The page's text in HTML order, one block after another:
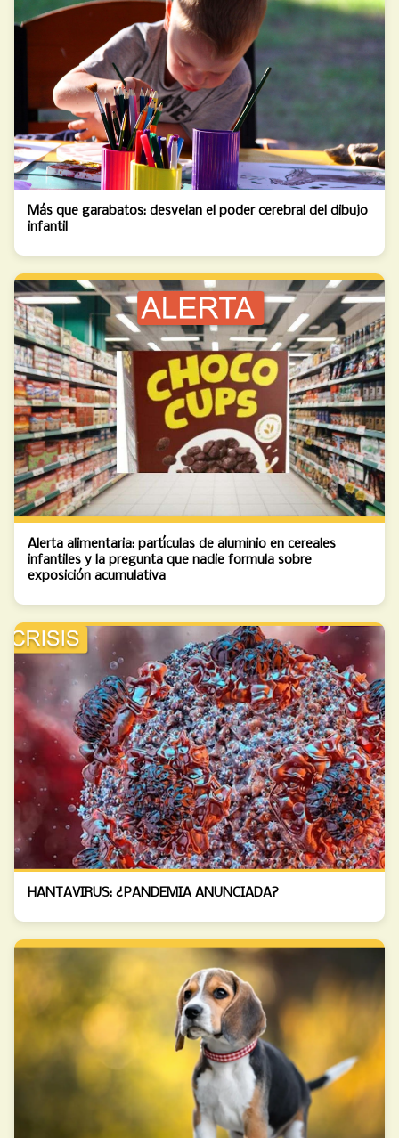
Más que garabatos: desvelan el poder cerebral del dibujo
infantil
Alerta alimentaria: partículas de aluminio en cereales
infantiles y la pregunta que nadie formula sobre
exposición acumulativa
HANTAVIRUS: ¿PANDEMIA ANUNCIADA?